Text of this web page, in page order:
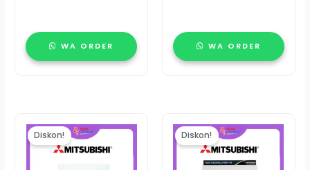
WA ORDER WA ORDER
Diskon!
aslinya
adalah:
Rp11.430.000.
saat
ini
adalah:
Diskon!
aslinya
adalah:
Rp5.000.000.
saat
ini
adalah:
Rp4.880.000.